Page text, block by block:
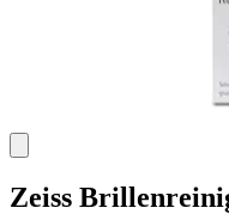
Zeiss